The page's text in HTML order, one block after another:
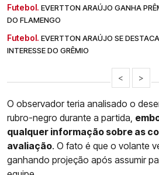
Futebol. EVERTTON ARAÚJO GANHA
DO FLAMENGO
Futebol. EVERTTON ARAÚJO SE
INTERESSE DO GRÊMIO
< >
O observador teria analisado o
rubro-negro durante a partida,
qualquer informação sobre as
avaliação. O fato é que o volante
ganhando projeção após assumir